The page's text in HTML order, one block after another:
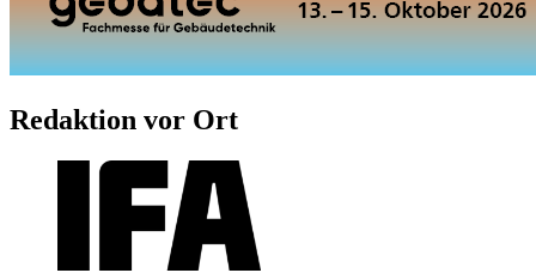
Redaktion vor Ort